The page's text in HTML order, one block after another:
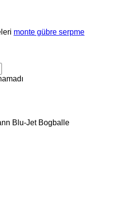
monte gübre serpme
Blu-Jet Bogballe